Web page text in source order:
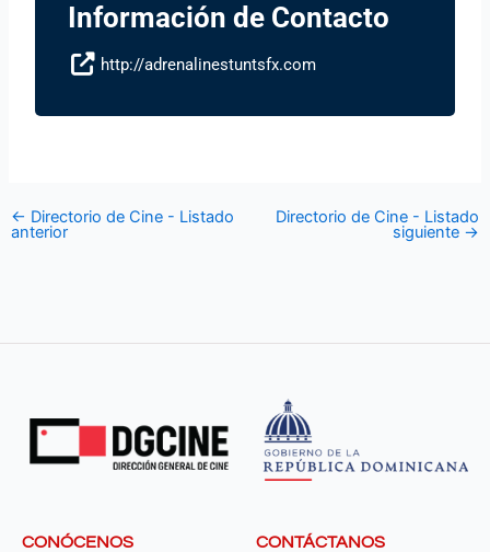
Información de Contacto
http://adrenalinestuntsfx.com
← Directorio de Cine - Listado
anterior
Directorio de Cine - Listado
siguiente →
CONÓCENOS CONTÁCTANOS